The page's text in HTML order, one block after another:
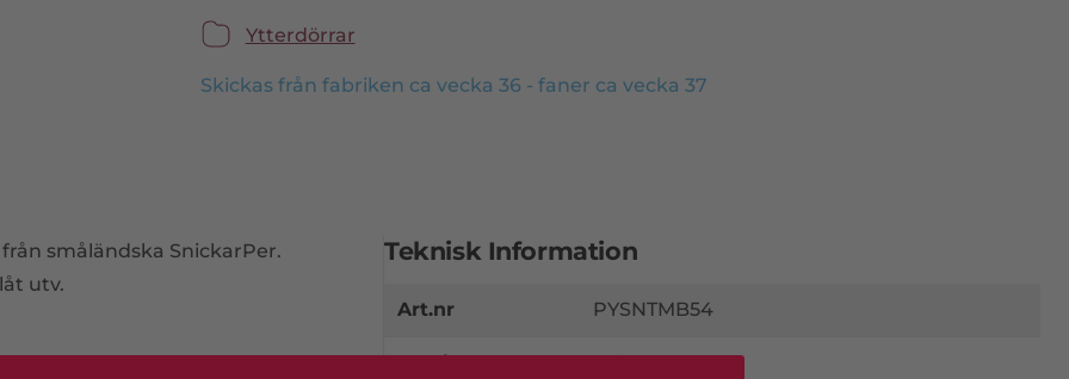
Ytterdörrar
Skickas från fabriken ca vecka 36 - faner ca vecka 37
småländska SnickarPer.
utv.
Teknisk Information
Art.nr PYSNTMB54